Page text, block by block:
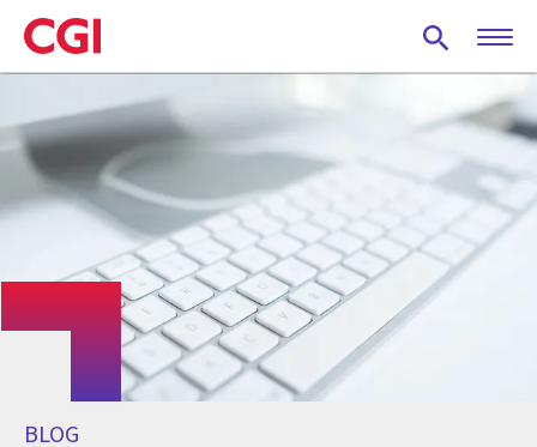
Skip
to
main
BLOG